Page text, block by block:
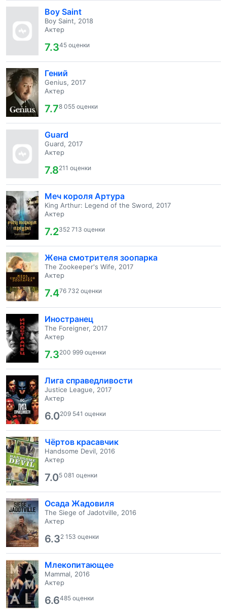
Boy Saint
Boy Saint, 2018
Актер
7.345 оценки
Гений
Genius, 2017
Актер
7.78 055 оценки
Guard
Guard, 2017
Актер
7.8211 оценки
Меч короля Артура
King Arthur: Legend of the Sword, 2017
Актер
7.2352 713 оценки
Жена смотрителя зоопарка
The Zookeeper's Wife, 2017
Актер
7.476 732 оценки
Иностранец
The Foreigner, 2017
Актер
7.3200 999 оценки
Лига справедливости
Justice League, 2017
Актер
6.0209 541 оценки
Чёртов красавчик
Handsome Devil, 2016
Актер
7.05 081 оценки
Осада Жадовиля
The Siege of Jadotville, 2016
Актер
6.32 153 оценки
Млекопитающее
Mammal, 2016
Актер
6.6485 оценки